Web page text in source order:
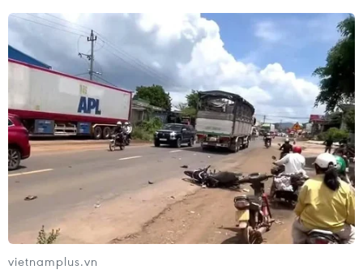
TIN LIÊN QUAN
vietnamplus.vn